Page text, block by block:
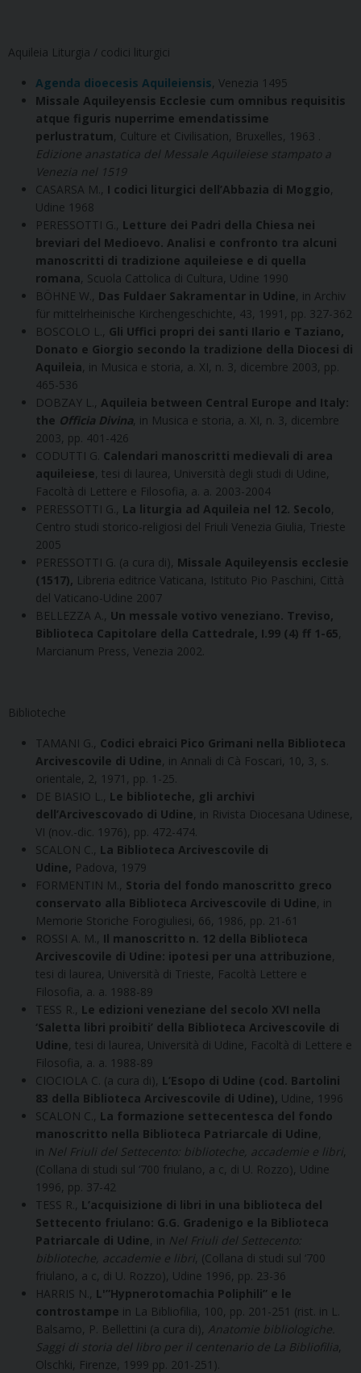
Aquileia Liturgia / codici liturgici
Agenda dioecesis Aquileiensis , Venezia 1495
Missale Aquileyensis Ecclesie cum omnibus requisitis
atque figuris nuperrime emendatissime
perlustratum , Culture et Civilisation, Bruxelles, 1963 .
Edizione anastatica del Messale Aquileiese stampato a
Venezia nel 1519
CASARSA M., I codici liturgici dell’Abbazia di Moggio
Udine 1968
PERESSOTTI G., Letture dei Padri della Chiesa nei
breviari del Medioevo. Analisi e confronto tra alcuni
manoscritti di tradizione aquileiese e di quella
romana , Scuola Cattolica di Cultura, Udine 1990
BÖHNE W., Das Fuldaer Sakramentar in Udine , in Archiv
für mittelrheinische Kirchengeschichte, 43, 1991, pp. 327-362
BOSCOLO L.,
Gli Uffici propri dei santi Ilario e Taziano,
Donato e Giorgio secondo la tradizione della Diocesi di
Aquileia , in Musica e storia, a. XI, n. 3, dicembre 2003, pp.
465-536
DOBZAY L., Aquileia between Central Europe and Italy:
the Officia Divina , in Musica e storia, a. XI, n. 3, dicembre
2003, pp. 401-426
CODUTTI G. Calendari manoscritti medievali di area
aquileiese , tesi di laurea, Università degli studi di Udine,
Facoltà di Lettere e Filosofia, a. a. 2003-2004
PERESSOTTI G., La liturgia ad Aquileia nel 12. Secolo
Centro studi storico-religiosi del Friuli Venezia Giulia, Trieste
2005
PERESSOTTI G. (a cura di), Missale Aquileyensis ecclesie
(1517), Libreria editrice Vaticana, Istituto Pio Paschini, Città
del Vaticano-Udine 2007
BELLEZZA A., Un messale votivo veneziano. Treviso,
Biblioteca Capitolare della Cattedrale, I.99 (4) ff 1-65
Marcianum Press, Venezia 2002.
Biblioteche
TAMANI G., Codici ebraici Pico Grimani nella Biblioteca
Arcivescovile di Udine , in Annali di Cà Foscari, 10, 3, s.
orientale, 2, 1971, pp. 1-25.
DE BIASIO L., Le biblioteche, gli archivi
dell’Arcivescovado di Udine , in Rivista Diocesana Udinese,
VI (nov.-dic. 1976), pp. 472-474.
SCALON C., La Biblioteca Arcivescovile di
Udine, Padova, 1979
FORMENTIN M., Storia del fondo manoscritto greco
conservato alla Biblioteca Arcivescovile di Udine , in
Memorie Storiche Forogiuliesi, 66, 1986, pp. 21-61
ROSSI A. M., Il manoscritto n. 12 della Biblioteca
Arcivescovile di Udine: ipotesi per una attribuzione
tesi di laurea, Università di Trieste, Facoltà Lettere e
Filosofia, a. a. 1988-89
TESS R.,
Le edizioni veneziane del secolo XVI nella
‘Saletta libri proibiti’ della Biblioteca Arcivescovile di
Udine , tesi di laurea, Università di Udine, Facoltà di Lettere e
Filosofia, a. a. 1988-89
CIOCIOLA C. (a cura di), L’Esopo di Udine (cod. Bartolini
83 della Biblioteca Arcivescovile di Udine), Udine, 1996
SCALON C., La formazione settecentesca del fondo
manoscritto nella Biblioteca Patriarcale di Udine
in Nel Friuli del Settecento: biblioteche, accademie e libri
(Collana di studi sul ‘700 friulano, a c, di U. Rozzo), Udine
1996, pp. 37-42
TESS R., L’acquisizione di libri in una biblioteca del
Settecento friulano: G.G. Gradenigo e la Biblioteca
Patriarcale di Udine , in Nel Friuli del Settecento:
biblioteche, accademie e libri , (Collana di studi sul ‘700
friulano, a c, di U. Rozzo), Udine 1996, pp. 23-36
HARRIS N., L'”Hypnerotomachia Poliphili” e le
controstampe in La Bibliofilia, 100, pp. 201-251 (rist. in L.
Balsamo, P. Bellettini (a cura di), Anatomie bibliologiche.
Saggi di storia del libro per il centenario de La Bibliofilia
Olschki, Firenze, 1999 pp. 201-251).